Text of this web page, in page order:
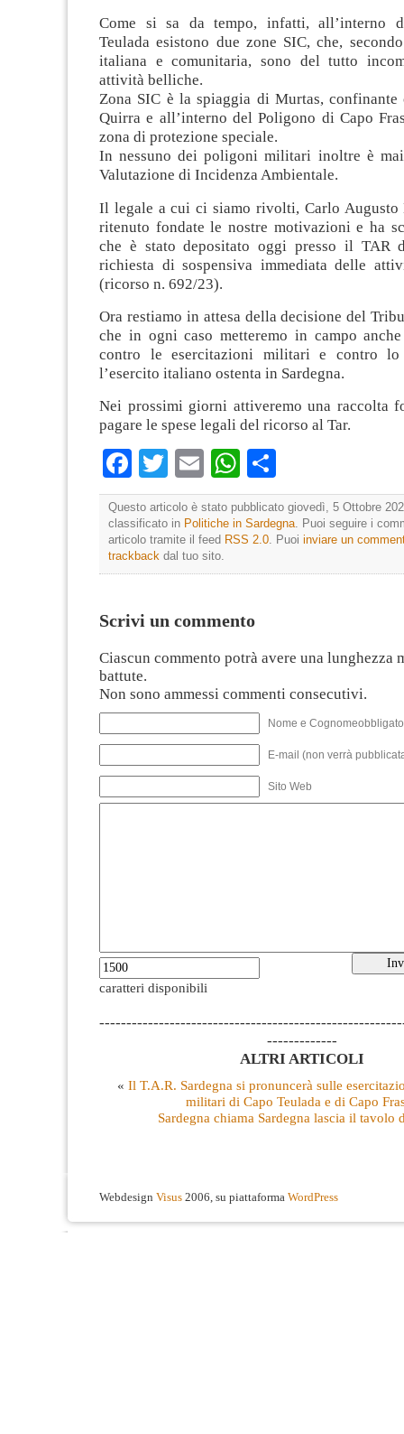
Come si sa da tempo, infatti, all’interno
Teulada esistono due zone SIC, che,
italiana e comunitaria, sono del tutto
attività belliche.
Zona SIC è la spiaggia di Murtas,
Quirra e all’interno del Poligono di Capo
zona di protezione speciale.
In nessuno dei poligoni militari inoltre è
Valutazione di Incidenza Ambientale.
Il legale a cui ci siamo rivolti, Carlo Augusto
ritenuto fondate le nostre motivazioni e ha
che è stato depositato oggi presso il TAR
richiesta di sospensiva immediata delle
(ricorso n. 692/23).
Ora restiamo in attesa della decisione del
che in ogni caso metteremo in campo
contro le esercitazioni militari e contro lo
l’esercito italiano ostenta in Sardegna.
Nei prossimi giorni attiveremo una raccolta
pagare le spese legali del ricorso al Tar.
Facebook
TwitterEmailWhatsApp
Questo articolo è stato pubblicato giovedì, 5 Ottobre
classificato in Politiche in Sardegna. Puoi seguire i
articolo tramite il feed RSS 2.0. Puoi inviare un
trackback dal tuo sito.
Scrivi un commento
Ciascun commento potrà avere una lunghezza
battute.
Non sono ammessi commenti consecutivi.
Nome e
E-mail (non verrà
Sito Web
caratteri disponibili
-------------
ALTRI ARTICOLI
« Il T.A.R. Sardegna si pronuncerà sulle
militari di Capo Teulada e di Capo
Sardegna chiama Sardegna lascia il tavolo
Webdesign Visus 2006, su piattaforma WordPress